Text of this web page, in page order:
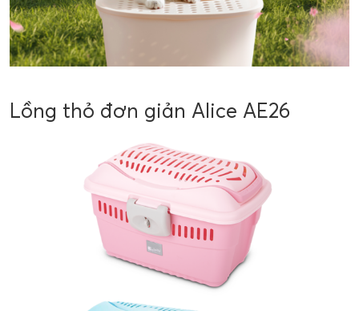
Lồng thỏ đơn giản Alice AE26